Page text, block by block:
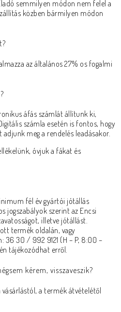
semmilyen módon nem felel a
közben bármilyen módon
az általános 27% os fogalmi
áfás számlát állítunk ki,
számla esetén is fontos, hogy
meg a rendelés leadásakor.
óvjuk a fákat és
fél év gyártói jótállás
jogszabályok szerint az Encsi
illetve jótállást.
termék oldalán, vagy
36 30 / 992 9121 (H – P, 8:00 –
tájékozódhat erről.
kérem, visszaveszik?
a termék átvételétől